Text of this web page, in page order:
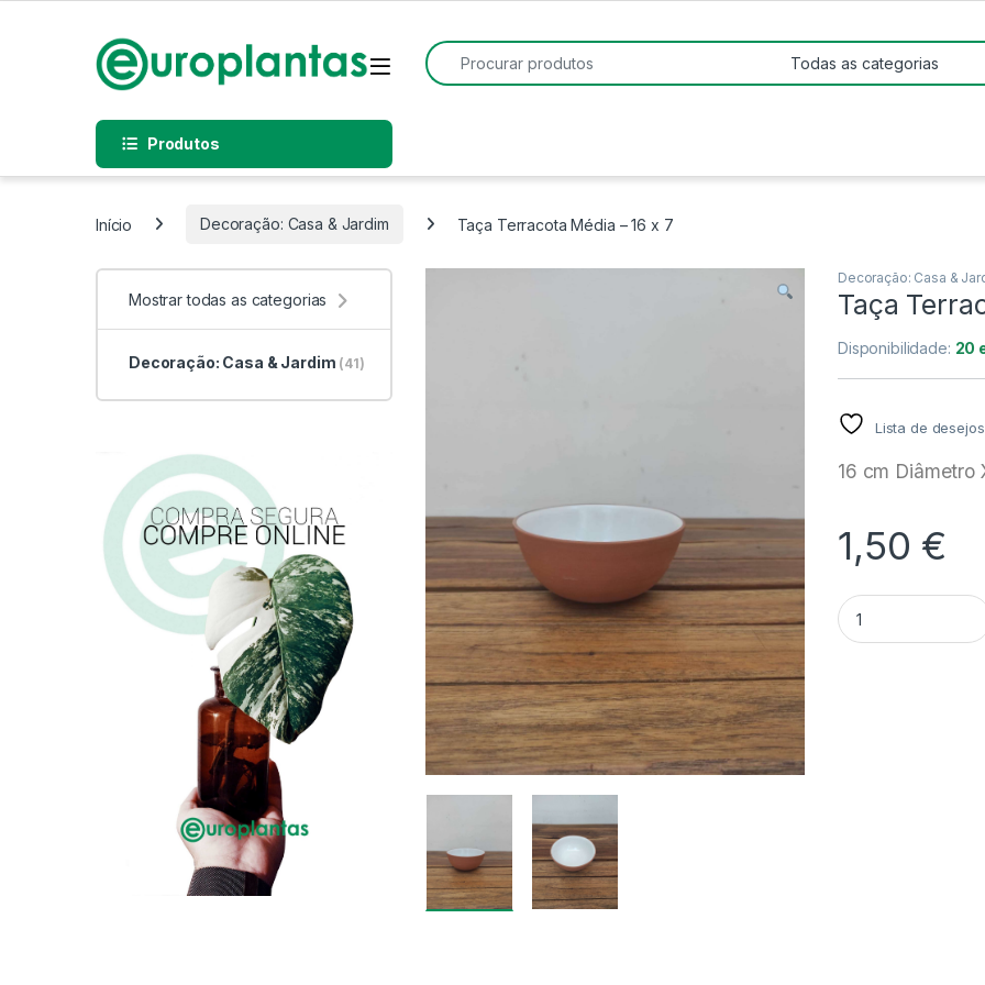
Open
Procurar:
Produtos
Início Decoração: Casa & Jardim Taça Terracota Média – 16 x 7
Decoração: Casa &
Taça
Disponibilidade: 20
Lista de desejos
16 cm Diâmetro
1,50 €
Quantidade Taça
Mostrar todas as categorias
Decoração: Casa & Jardim (41)